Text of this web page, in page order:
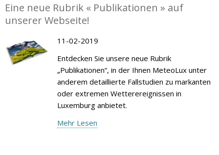
Eine neue Rubrik « Publikationen » auf
unserer Webseite!
11-02-2019
Entdecken Sie unsere neue Rubrik
„Publikationen“, in der Ihnen MeteoLux unter
anderem detaillierte Fallstudien zu markanten
oder extremen Wetterereignissen in
Luxemburg anbietet.
Mehr Lesen